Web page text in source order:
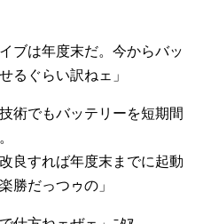
は年度末だ。今からバッ
るぐらい訳ねェ」
術でもバッテリーを短期間
良すれば年度末までに起動
勝だっつゥの」